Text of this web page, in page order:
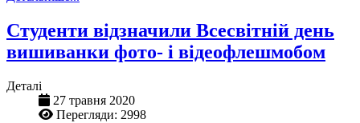
Студенти відзначили Всесвітній день
вишиванки фото- і відеофлешмобом
Деталі
27 травня 2020
Перегляди: 2998